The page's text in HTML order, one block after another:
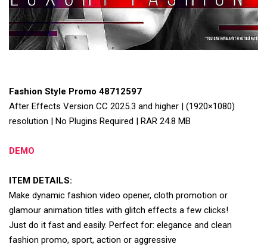
Fashion Style Promo 48712597
After Effects Version CC 2025.3 and higher | (1920×1080)
resolution | No Plugins Required | RAR 24.8 MB
DEMO
ITEM DETAILS:
Make dynamic fashion video opener, cloth promotion or
glamour animation titles with glitch effects a few clicks!
Just do it fast and easily. Perfect for: elegance and clean
fashion promo, sport, action or aggressive